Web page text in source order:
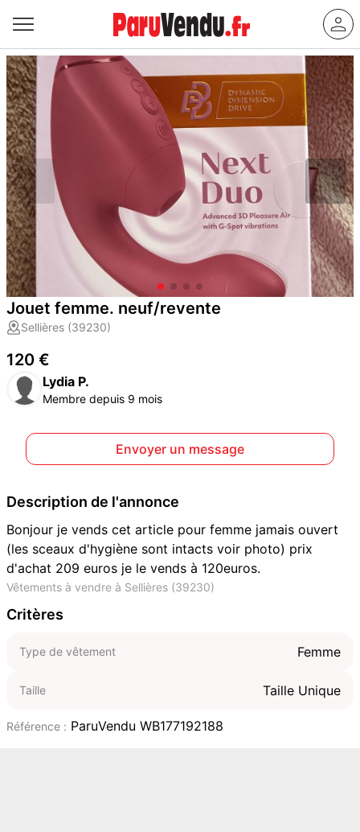
Jouet femme. neuf/revente
Sellières (39230)
120 €
Lydia P.
Membre depuis 9 mois
Envoyer un message
Description de l'annonce
Bonjour je vends cet article pour femme jamais ouvert
(les sceaux d'hygiène sont intacts voir photo) prix
d'achat 209 euros je le vends à 120euros.
Vêtements à vendre à Sellières (39230)
Critères
Type de vêtement Femme
Taille Taille Unique
Référence : ParuVendu WB177192188